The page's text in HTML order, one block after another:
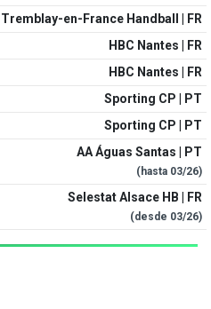
Tremblay-en-France Handball | FR
HBC Nantes | FR
HBC Nantes | FR
Sporting CP | PT
Sporting CP | PT
AA Águas Santas | PT
(hasta 03/26)
Selestat Alsace HB | FR
(desde 03/26)